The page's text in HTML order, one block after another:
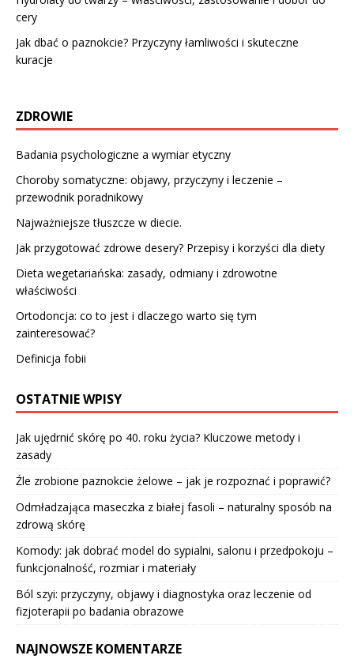
cery
Jak dbać o paznokcie? Przyczyny łamliwości i skuteczne
kuracje
ZDROWIE
Badania psychologiczne a wymiar etyczny
Choroby somatyczne: objawy, przyczyny i leczenie –
przewodnik poradnikowy
Najważniejsze tłuszcze w diecie.
Jak przygotować zdrowe desery? Przepisy i korzyści dla diety
Dieta wegetariańska: zasady, odmiany i zdrowotne
właściwości
Ortodoncja: co to jest i dlaczego warto się tym
zainteresować?
Definicja fobii
OSTATNIE WPISY
Jak ujędrnić skórę po 40. roku życia? Kluczowe metody i
zasady
Źle zrobione paznokcie żelowe – jak je rozpoznać i poprawić?
Odmładzająca maseczka z białej fasoli – naturalny sposób na
zdrową skórę
Komody: jak dobrać model do sypialni, salonu i przedpokoju –
funkcjonalność, rozmiar i materiały
Ból szyi: przyczyny, objawy i diagnostyka oraz leczenie od
fizjoterapii po badania obrazowe
NAJNOWSZE KOMENTARZE